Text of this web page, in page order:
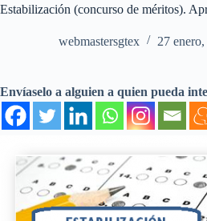
Estabilización (concurso de méritos).
webmastersgtex 27
Envíaselo a alguien a quien pueda